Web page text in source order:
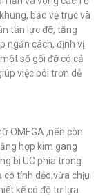
bảo vệ trục và
tán lực đỡ, tăng
ngăn cách, định vị
số gối đỡ có cả
việc bôi trơn dễ
OMEGA ,nên còn
hợp kim gang
bi UC phía trong
tính dẻo,vừa chịu
kế có độ tư lựa